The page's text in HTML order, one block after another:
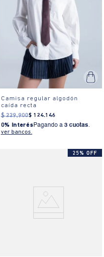
Camisa regular algodón
caída recta
$ 229.900$ 124.146
0% Interés Pagando a 3 cuotas.
ver bancos.
25% OFF